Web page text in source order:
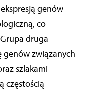
genów
co
druga
genów związanych
szlakami
częstością